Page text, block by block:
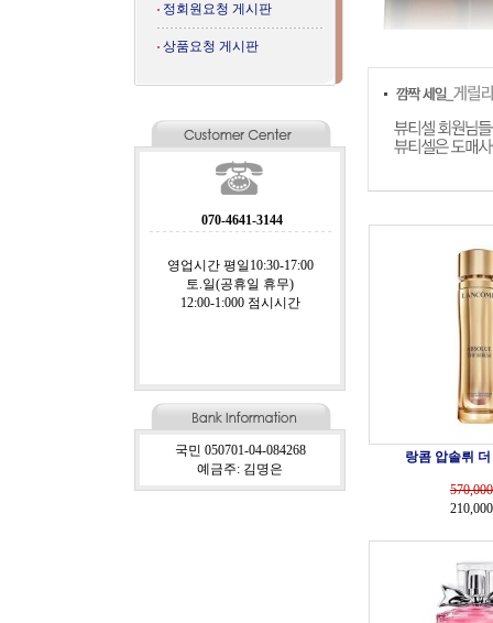
정회원요청 게시판
상품요청 게시판
070-4641-3144
영업시간 평일10:30-17:00
토.일(공휴일 휴무)
12:00-1:000 점시시간
국민 050701-04-084268
예금주: 김명은
랑콤 압솔뤼
570,000